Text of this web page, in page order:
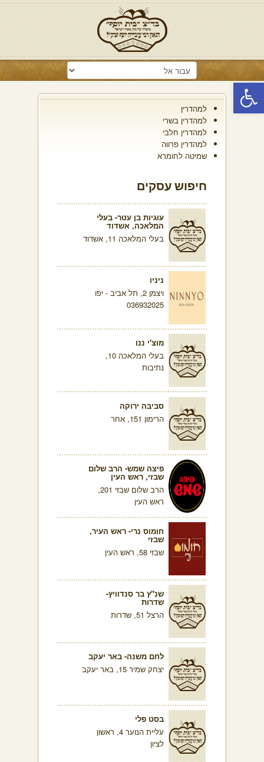
פתח סרגל נגישות
למהדרין
למהדרין בשרי
למהדרין חלבי
למהדרין פרווה
שמיטה לחומרא
חיפוש עסקים
עוגיות בן עטר- בעלי
המלאכה, אשדוד
בעלי המלאכה 11, אשדוד
ניניו
ויצמן 2, תל אביב - יפו
036932025
מוצ'י ננו
בעלי המלאכה 10,
נתיבות
סביבה ירוקה
הרימון 151, אחר
פיצה שמש- הרב שלום
שבזי, ראש העין
הרב שלום שבזי 201,
ראש העין
חומוס נרי- ראש העיר,
שבזי
שבזי 58, ראש העין
שנ"ץ בר סנדוויץ-
שדרות
הרצל 51, שדרות
לחם משנה- באר יעקב
יצחק שמיר 15, באר יעקב
בסט פלי
עליית הנוער 4, ראשון
לציון